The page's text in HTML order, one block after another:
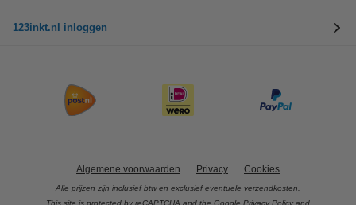
123inkt.nl inloggen
Algemene voorwaarden Privacy Cookies
Alle prijzen zijn inclusief btw en exclusief eventuele verzendkosten.
This site is protected by reCAPTCHA and the Google Privacy Policy and